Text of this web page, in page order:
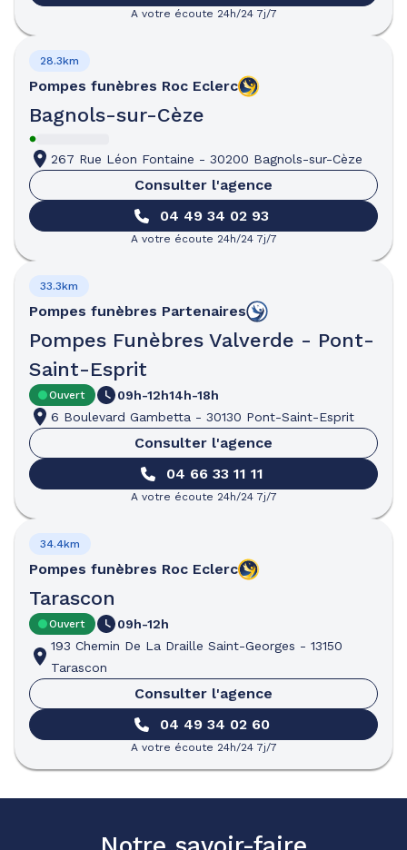
A votre écoute 24h/24 7j/7
Pompes funèbres Roc Eclerc
Bagnols-sur-Cèze
28.3km
267 Rue Léon Fontaine - 30200 Bagnols-sur-Cèze
Consulter l'agence
04 49 34 02 93
A votre écoute 24h/24 7j/7
Pompes funèbres Partenaires
Pompes Funèbres Valverde - Pont-
Saint-Esprit
33.3km
Ouvert 09h-12h14h-18h
6 Boulevard Gambetta - 30130 Pont-Saint-Esprit
Consulter l'agence
04 66 33 11 11
A votre écoute 24h/24 7j/7
Pompes funèbres Roc Eclerc
Tarascon
34.4km
Ouvert
09h-12h
193 Chemin De La Draille Saint-Georges - 13150
Tarascon
Consulter l'agence
04 49 34 02 60
A votre écoute 24h/24 7j/7